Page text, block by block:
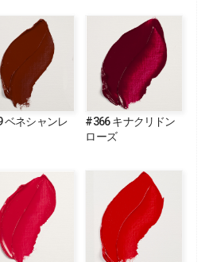
ベネシャンレ
#366 キナクリドン
ローズ